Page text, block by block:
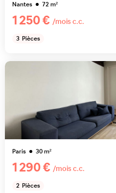
Nantes 72m²
1 250 € /mois c.c.
3 Pièces
Paris 30m²
1 290 € /mois c.c.
2 Pièces